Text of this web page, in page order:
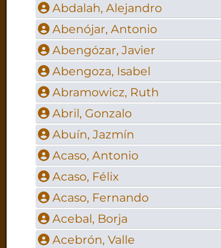
Abdalah, Alejandro
Abenójar, Antonio
Abengózar, Javier
Abengoza, Isabel
Abramowicz, Ruth
Abril, Gonzalo
Abuín, Jazmín
Acaso, Antonio
Acaso, Félix
Acaso, Fernando
Acebal, Borja
Acebrón, Valle